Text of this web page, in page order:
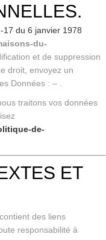
17 du 6 janvier 1978
du-
et de suppression
droit, envoyez un
Données : – .
traitons vos données
de-
ET
contient des liens
responsabilité à